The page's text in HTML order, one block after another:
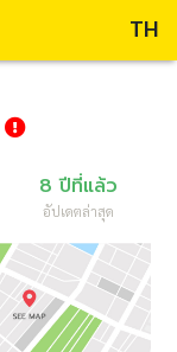
TH
8 ปีที่แล้ว
อัปเดตล่าสุด